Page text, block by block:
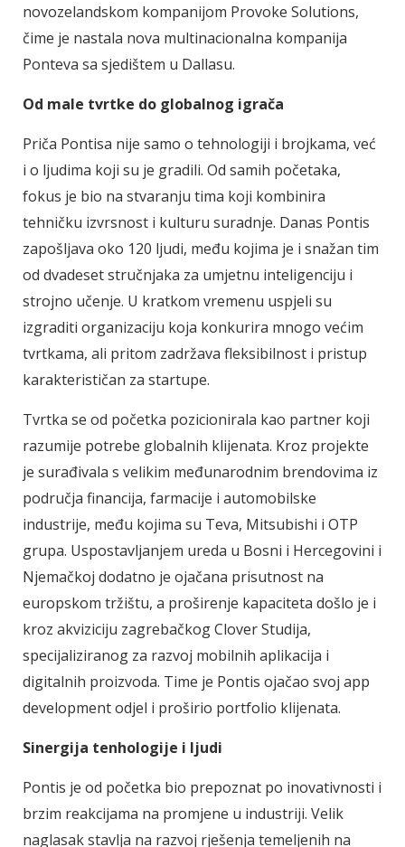
novozelandskom kompanijom Provoke Solutions,
čime je nastala nova multinacionalna kompanija
Ponteva sa sjedištem u Dallasu.
Od male tvrtke do globalnog igrača
Priča Pontisa nije samo o tehnologiji i brojkama, već
i o ljudima koji su je gradili. Od samih početaka,
fokus je bio na stvaranju tima koji kombinira
tehničku izvrsnost i kulturu suradnje. Danas Pontis
zapošljava oko 120 ljudi, među kojima je i snažan tim
od dvadeset stručnjaka za umjetnu inteligenciju i
strojno učenje. U kratkom vremenu uspjeli su
izgraditi organizaciju koja konkurira mnogo većim
tvrtkama, ali pritom zadržava fleksibilnost i pristup
karakterističan za startupe.
Tvrtka se od početka pozicionirala kao partner koji
razumije potrebe globalnih klijenata. Kroz projekte
je surađivala s velikim međunarodnim brendovima iz
područja financija, farmacije i automobilske
industrije, među kojima su Teva, Mitsubishi i OTP
grupa. Uspostavljanjem ureda u Bosni i Hercegovini i
Njemačkoj dodatno je ojačana prisutnost na
europskom tržištu, a proširenje kapaciteta došlo je i
kroz akviziciju zagrebačkog Clover Studija,
specijaliziranog za razvoj mobilnih aplikacija i
digitalnih proizvoda. Time je Pontis ojačao svoj app
development odjel i proširio portfolio klijenata.
Sinergija tenhologije i ljudi
Pontis je od početka bio prepoznat po inovativnosti i
brzim reakcijama na promjene u industriji. Velik
naglasak stavlja na razvoj rješenja temeljenih na